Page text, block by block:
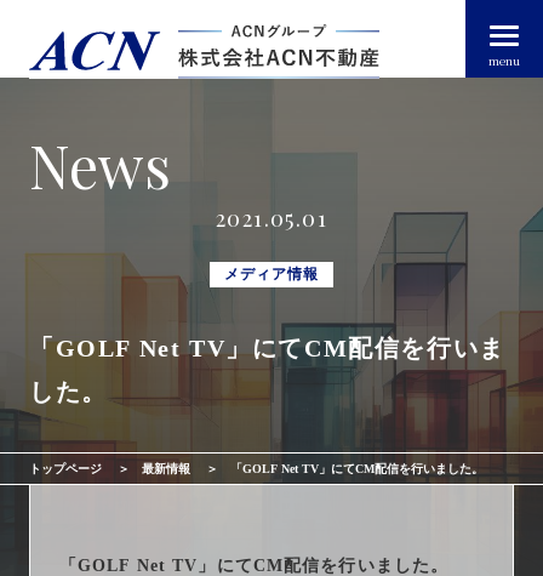
menu
経営者・法人のお客様
個人のお客様
トップページ arrow_right_alt
ACN不動産について
不動産投資ガイド arrow_right_alt
サービス一覧
News
2021.05.01
メディア情報
「GOLF Net TV」にてCM配信を行いま
した。
トップページ 最新情報 「GOLF Net TV」にてCM配信を行いました。
「GOLF Net TV」にてCM配信を行いました。